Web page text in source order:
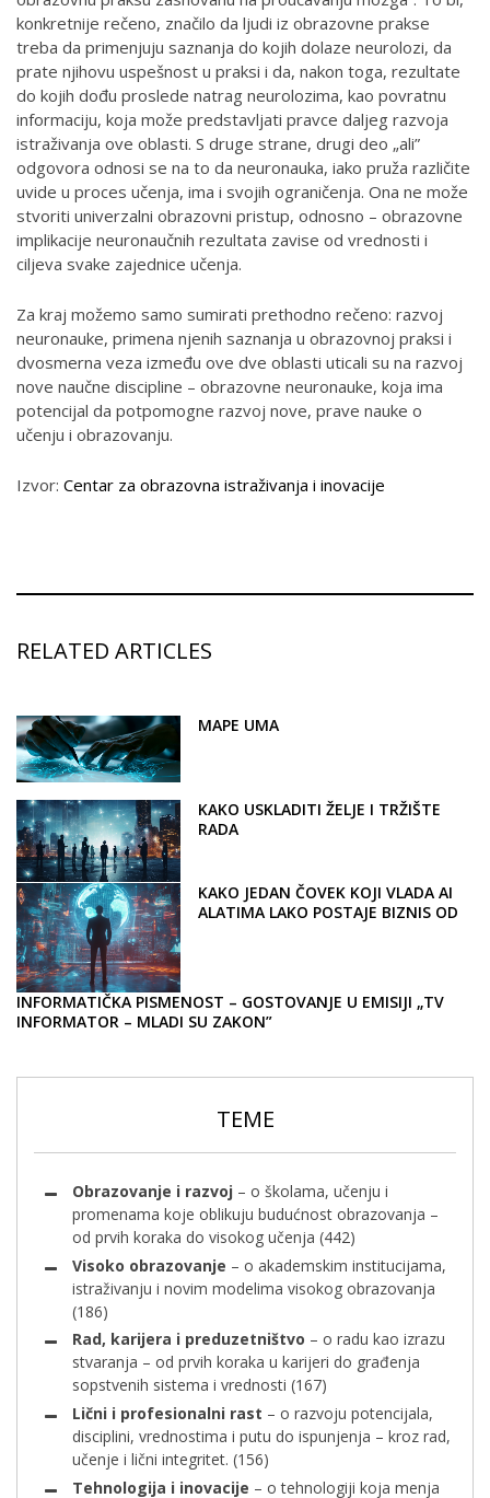
konkretnije rečeno, značilo da ljudi iz obrazovne prakse
treba da primenjuju saznanja do kojih dolaze neurolozi, da
prate njihovu uspešnost u praksi i da, nakon toga, rezultate
do kojih dođu proslede natrag neurolozima, kao povratnu
informaciju, koja može predstavljati pravce daljeg razvoja
istraživanja ove oblasti. S druge strane, drugi deo „ali”
odgovora odnosi se na to da neuronauka, iako pruža različite
uvide u proces učenja, ima i svojih ograničenja. Ona ne može
stvoriti univerzalni obrazovni pristup, odnosno – obrazovne
implik­ac­ije neur­onau­čnih r­ezult­ata ­z­avise ­od vrednost­i i
ciljeva ­s­va­ke­ ­zajed­ni­ce­ učenja.
Za kraj možemo samo sumirati prethodno rečeno: razvoj
neuronauke, primena njenih saznanja u obrazovnoj praksi i
dvosmerna veza između ove dve oblasti uticali su na razvoj
nove naučne discipline – obrazovne neuronauke, koja ima
potencijal da potpomogne razvoj nove, prave nauke o
učenju i obrazovanju.
Izvor: Centar za obrazovna istraživanja i inovacije
RELATED ARTICLES
MAPE UMA
KAKO USKLADITI ŽELJE I TRŽIŠTE
RADA
KAKO JEDAN ČOVEK KOJI VLADA AI
ALATIMA LAKO POSTAJE BIZNIS OD
INFORMATIČKA PISMENOST – GOSTOVANJE U EMISIJI „TV
INFORMATOR – MLADI SU ZAKON”
TEME
Obrazovanje i razvoj – o školama, učenju i
promenama koje oblikuju budućnost obrazovanja –
od prvih koraka do visokog učenja (442)
Visoko obrazovanje – o akademskim institucijama,
istraživanju i novim modelima visokog obrazovanja
(186)
Rad, karijera i preduzetništvo – o radu kao izrazu
stvaranja – od prvih koraka u karijeri do građenja
sopstvenih sistema i vrednosti (167)
Lični i profesionalni rast – o razvoju potencijala,
disciplini, vrednostima i putu do ispunjenja – kroz rad,
učenje i lični integritet. (156)
Tehnologija i inovacije – o tehnologiji koja menja